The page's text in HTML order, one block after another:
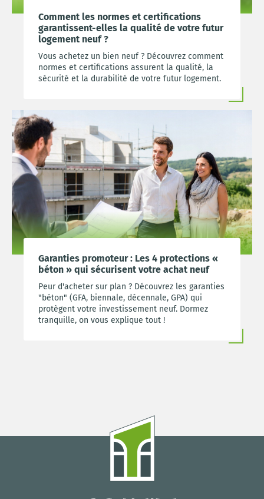
Comment les normes et certifications
garantissent-elles la qualité de votre futur
logement neuf ?
Vous achetez un bien neuf ? Découvrez comment
normes et certifications assurent la qualité, la
sécurité et la durabilité de votre futur logement.
Garanties promoteur : Les 4 protections «
béton » qui sécurisent votre achat neuf
Peur d'acheter sur plan ? Découvrez les garanties
"béton" (GFA, biennale, décennale, GPA) qui
protègent votre investissement neuf. Dormez
tranquille, on vous explique tout !